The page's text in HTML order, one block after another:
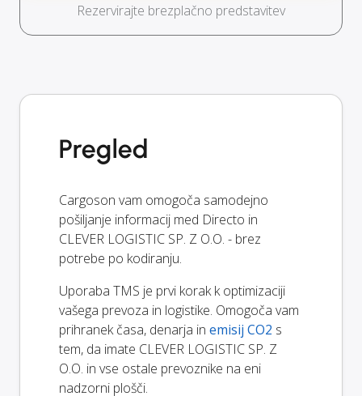
Rezervirajte brezplačno predstavitev
Pregled
Cargoson vam omogoča samodejno
pošiljanje informacij med Directo in
CLEVER LOGISTIC SP. Z O.O. - brez
potrebe po kodiranju.
Uporaba TMS je prvi korak k optimizaciji
vašega prevoza in logistike. Omogoča vam
prihranek časa, denarja in emisij CO2 s
tem, da imate CLEVER LOGISTIC SP. Z
O.O. in vse ostale prevoznike na eni
nadzorni plošči.